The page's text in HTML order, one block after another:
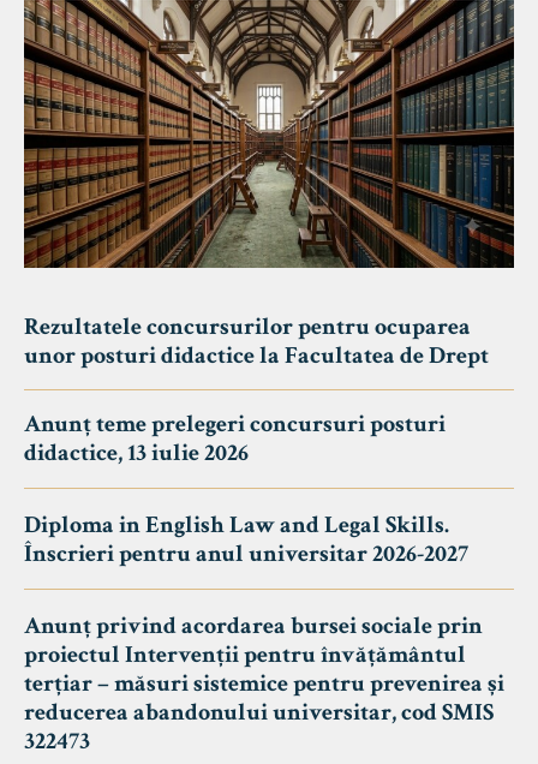
Rezultatele concursurilor pentru ocuparea
unor posturi didactice la Facultatea de Drept
Anunț teme prelegeri concursuri posturi
didactice, 13 iulie 2026
Diploma in English Law and Legal Skills.
Înscrieri pentru anul universitar 2026-2027
Anunț privind acordarea bursei sociale prin
proiectul Intervenții pentru învățământul
terțiar – măsuri sistemice pentru prevenirea și
reducerea abandonului universitar, cod SMIS
322473